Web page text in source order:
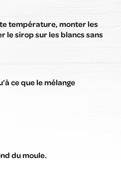
température, monter les
le sirop sur les blancs sans
ce que le mélange
du moule.